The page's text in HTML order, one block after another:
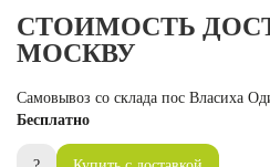
СТОИМОСТЬ
МОСКВУ
Самовывоз со склада пос Власиха
Бесплатно